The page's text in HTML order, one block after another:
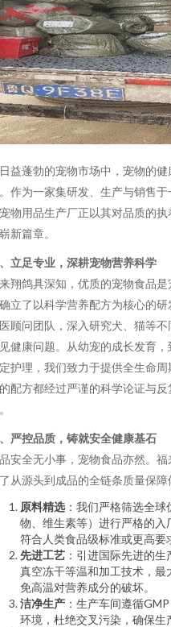
益蓬勃的宠物市场中，宠物的
作为一家集研发、生产与销售
物用品生产厂正以其对品质的
新篇章。
立足专业，深耕宠物营养科学
翔鸽具深知，优质的宠物食品
立了以科学营养配方为核心的
顾问团队，深入研究犬、猫等
健康问题。从幼宠的成长发育
护理，我们致力于提供全生命
配方都经过严谨的科学论证与
严控品质，铸就安全健康基石
安全无小事，宠物食品亦然。
从源头到成品的全链条质量保障
原料精选：我们严格筛选全球
物、维生素等）进行严格的
符合人类食品级标准或更高要
先进工艺 ：引进国际先进的
真空冻干等温和加工技术，
免高温对营养成分的破坏。
洁净生产 ：生产车间遵循
环境，杜绝交叉污染，确保生